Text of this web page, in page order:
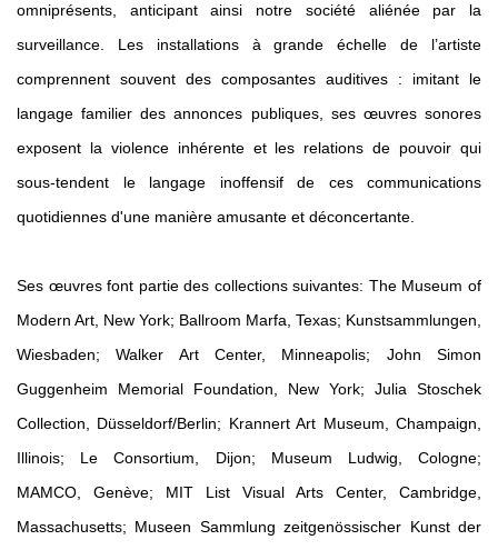
omniprésents, anticipant ainsi notre société aliénée par la
surveillance. Les installations à grande échelle de l’artiste
comprennent souvent des composantes auditives : imitant le
langage familier des annonces publiques, ses œuvres sonores
exposent la violence inhérente et les relations de pouvoir qui
sous-tendent le langage inoffensif de ces communications
quotidiennes d'une manière amusante et déconcertante.
Ses œuvres font partie des collections suivantes: The Museum of
Modern Art, New York; Ballroom Marfa, Texas; Kunstsammlungen,
Wiesbaden; Walker Art Center, Minneapolis; John Simon
Guggenheim Memorial Foundation, New York; Julia Stoschek
Collection, Düsseldorf/Berlin; Krannert Art Museum, Champaign,
Illinois; Le Consortium, Dijon; Museum Ludwig, Cologne;
MAMCO, Genève; MIT List Visual Arts Center, Cambridge,
Massachusetts; Museen Sammlung zeitgenössischer Kunst der